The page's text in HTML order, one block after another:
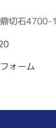
切石4700-1
ォーム